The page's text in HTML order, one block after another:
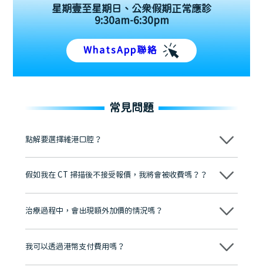
星期壹至星期日、公眾假期正常應診
9:30am-6:30pm
WhatsApp聯絡
常見問題
點解要選擇維港口腔？
維港口腔踐行「醫道濟世」的大學校訓，各分院匯聚來自香港、內地的
牌」、「2025香港企業領袖品牌」，是諾貝爾種植系統全球放心植牙中
至今已服務超過三十個國家和地區的顧客，受到粵港澳大灣區及周邊城
市市民極高的口碑評價及信任推薦 珠海、深圳設有八大分院，香港亦設
有咨詢及服務保障中心，有任何問題都可以隨時預約免費咨詢，讓人十
假如我在 CT 掃描後不接受報價，我將會被收費嗎？？
不會！只要未開始實際服務之前，你不會被收取任何費用。
治療過程中，會出現額外加價的情況嗎？
不會，治療前我們會詳細說明治療方案及對應的價錢，顧客同意並簽字
我可以透過港幣支付費用嗎？
可以。維港口腔會按照當日匯率轉算收取費用，而匯率會及時告知客人